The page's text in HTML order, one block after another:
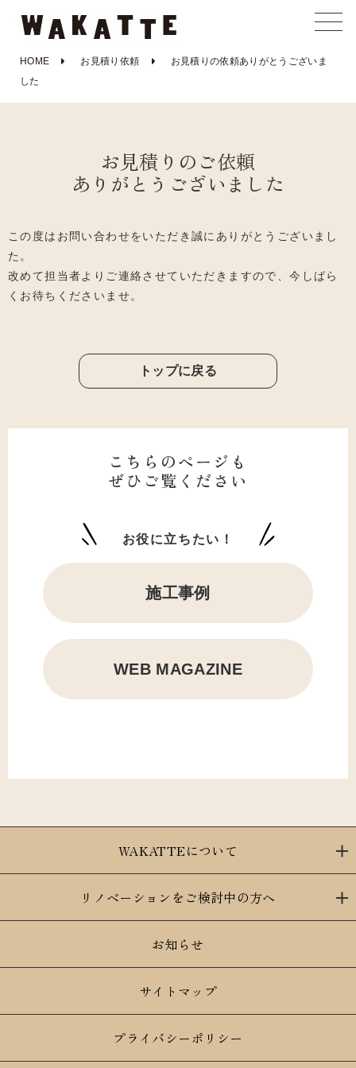
HOME お見積り依頼
お見積りの依頼ありがとうございま
した
お見積りのご依頼
ありがとうございました
この度はお問い合わせをいただき誠にありがとうございまし
た。
改めて担当者よりご連絡させていただきますので、今しばら
くお待ちくださいませ。
トップに戻る
こちらのページも
ぜひご覧ください
お役に立ちたい！
施工事例
WEB MAGAZINE
WAKATTEについて
リノベーションをご検討中の方へ
お知らせ
サイトマップ
プライバシーポリシー